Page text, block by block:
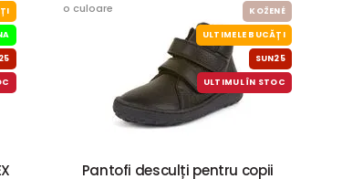
o culoare KOŽENÉ
ULTIMELE BUCĂȚI
SUN25
ULTIMUL ÎN STOC
Pantofi desculți pentru copii